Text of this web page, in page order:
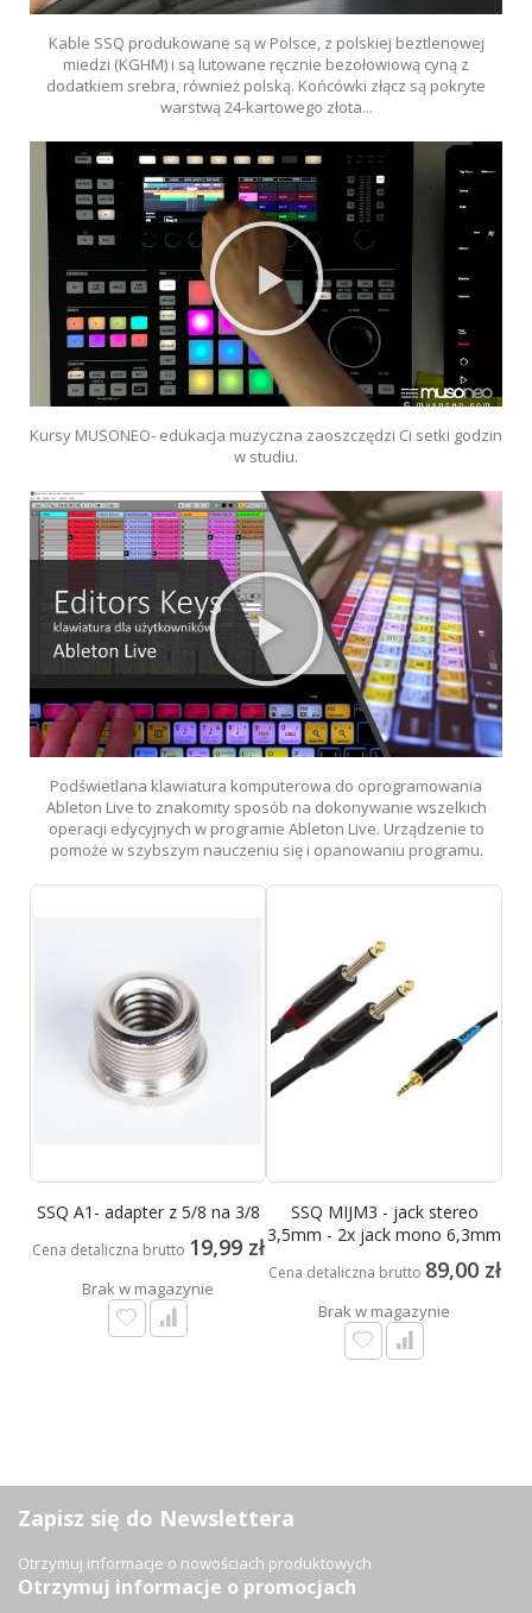
Kable SSQ produkowane są w Polsce, z polskiej beztlenowej
miedzi (KGHM) i są lutowane ręcznie bezołowiową cyną z
dodatkiem srebra, również polską. Końcówki złącz są pokryte
warstwą 24-kartowego złota...
Kursy MUSONEO- edukacja muzyczna zaoszczędzi Ci setki godzin
w studiu.
Podświetlana klawiatura komputerowa do oprogramowania
Ableton Live to znakomity sposób na dokonywanie wszelkich
operacji edycyjnych w programie Ableton Live. Urządzenie to
pomoże w szybszym nauczeniu się i opanowaniu programu.
SSQ A1- adapter z 5/8 na 3/8
Cena detaliczna brutto 19,99 zł
Brak w magazynie
SSQ MIJM3 - jack stereo
3,5mm - 2x jack mono 6,3mm
Cena detaliczna brutto 89,00 zł
Brak w magazynie
Zapisz się do Newslettera
Otrzymuj informacje o nowościach produktowych
Otrzymuj informacje o promocjach